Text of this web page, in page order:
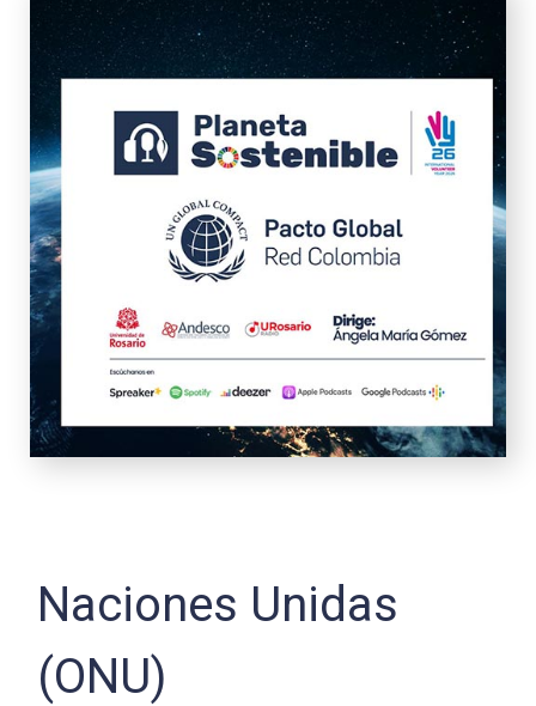
Naciones Unidas
(ONU)